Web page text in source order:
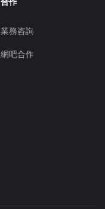
業務咨詢
網吧合作